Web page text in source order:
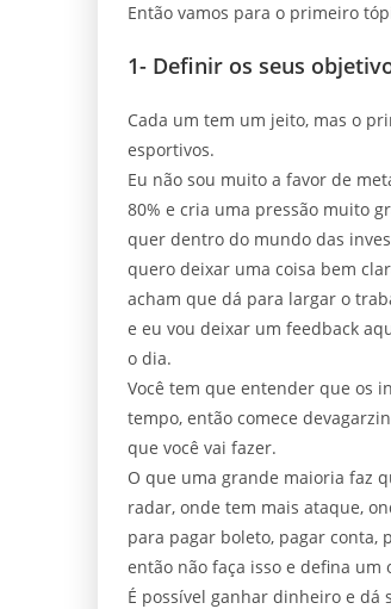
Então vamos para o primeiro
1- Definir os seus
Cada um tem um jeito, mas o
esportivos.
Eu não sou muito a favor de
80% e cria uma pressão muito
quer dentro do mundo das
quero deixar uma coisa bem
acham que dá para largar o
e eu vou deixar um feedback
o dia.
Você tem que entender que os
tempo, então comece
que você vai fazer.
O que uma grande maioria faz
radar, onde tem mais ataque,
para pagar boleto, pagar conta,
então não faça isso e defina um
É possível ganhar dinheiro e dá